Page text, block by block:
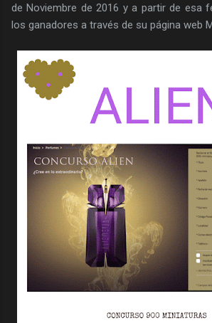
de Noviembre de 2016 y a partir de esa
los ganadores a través de su página web